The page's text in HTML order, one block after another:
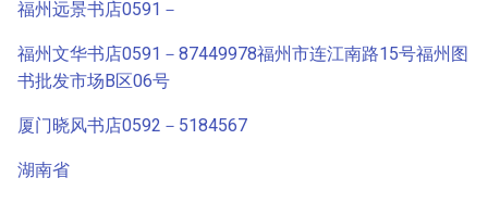
福州远景书店0591－
福州文华书店0591－87449978福州市连江南路15号福州图
书批发市场B区06号
厦门晓风书店0592－5184567
湖南省